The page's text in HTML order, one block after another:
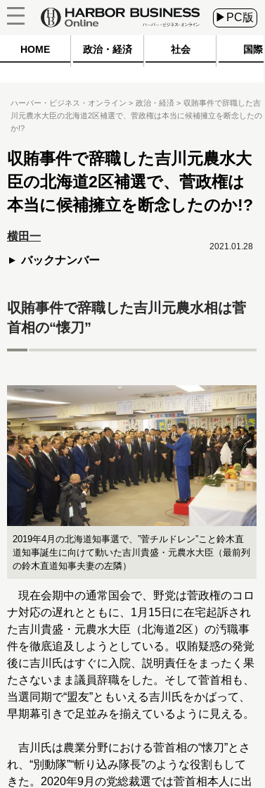
▶PC版
HOME 政治・経済 社会 国際
ハーバー・ビジネス・オンライン 政治・経済
収賄事件で辞職した吉
川元農水大臣の北海道2区補選で、菅政権は本当に候補擁立を断念したの
か!?
収賄事件で辞職した吉川元農水大
臣の北海道2区補選で、菅政権は
本当に候補擁立を断念したのか!?
横田一
バックナンバー
2021.01.28
収賄事件で辞職した吉川元農水相は菅
首相の“懐刀”
2019年4月の北海道知事選で、”菅チルドレン”こと鈴木直
道知事誕生に向けて動いた吉川貴盛・元農水大臣（最前列
の鈴木直道知事夫妻の左隣）
現在会期中の通常国会で、野党は菅政権のコロ
ナ対応の遅れとともに、1月15日に在宅起訴され
た吉川貴盛・元農水大臣（北海道2区）の汚職事
件を徹底追及しようとしている。収賄疑惑の発覚
後に吉川氏はすぐに入院、説明責任をまったく果
たさないまま議員辞職をした。そして菅首相も、
当選同期で“盟友”ともいえる吉川氏をかばって、
早期幕引きで足並みを揃えているように見える。
吉川氏は農業分野における菅首相の“懐刀”とさ
れ、“別動隊”“斬り込み隊長”のような役割もして
きた。2020年9月の党総裁選では菅首相本人に出